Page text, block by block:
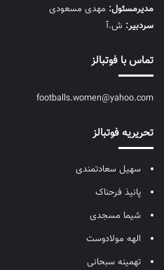
مديرمسئول: مهدی مسعودی
سردبیر: ش.آ
تماس با فوتبالز
footballs.women@yahoo.com
تحریریه فوتبالز
سهیل سعادتمندی
پانیذ فرحناک
شیما مسجدی
الهه مولادوست
تهمینه سبحانی